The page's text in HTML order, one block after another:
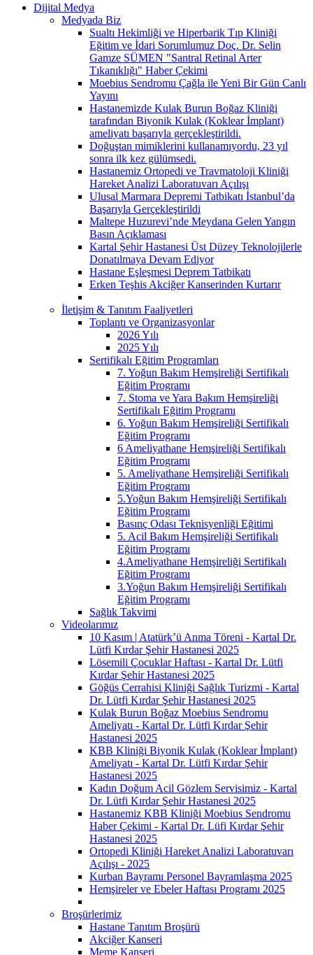
Dijital Medya
Medyada Biz
Sualtı Hekimliği ve Hiperbarik Tıp Kliniği
Eğitim ve İdari Sorumlumuz Doç. Dr. Selin
Gamze SÜMEN "Santral Retinal Arter
Tıkanıklığı" Haber Çekimi
Moebius Sendromu Çağla ile Yeni Bir Gün Canlı
Yayını
Hastanemizde Kulak Burun Boğaz Kliniği
tarafından Biyonik Kulak (Koklear İmplant)
ameliyatı başarıyla gerçekleştirildi.
Doğuştan mimiklerini kullanamıyordu, 23 yıl
sonra ilk kez gülümsedi.
Hastanemiz Ortopedi ve Travmatoloji Kliniği
Hareket Analizi Laboratuvarı Açılışı
Ulusal Marmara Depremi Tatbikatı İstanbul’da
Başarıyla Gerçekleştirildi
Maltepe Huzurevi’nde Meydana Gelen Yangın
Basın Açıklaması
Kartal Şehir Hastanesi Üst Düzey Teknolojilerle
Donatılmaya Devam Ediyor
Hastane Eşleşmesi Deprem Tatbikatı
Erken Teşhis Akciğer Kanserinden Kurtarır
İletişim & Tanıtım Faaliyetleri
Toplantı ve Organizasyonlar
2026 Yılı
2025 Yılı
Sertifikalı Eğitim Programları
7. Yoğun Bakım Hemşireliği Sertifikalı
Eğitim Programı
7. Stoma ve Yara Bakım Hemşireliği
Sertifikalı Eğitim Programı
6. Yoğun Bakım Hemşireliği Sertifikalı
Eğitim Programı
6 Ameliyathane Hemşireliği Sertifikalı
Eğitim Programı
5. Ameliyathane Hemşireliği Sertifikalı
Eğitim Programı
5.Yoğun Bakım Hemşireliği Sertifikalı
Eğitim Programı
Basınç Odası Teknisyenliği Eğitimi
5. Acil Bakım Hemşireliği Sertifikalı
Eğitim Programı
4.Ameliyathane Hemşireliği Sertifikalı
Eğitim Programı
3.Yoğun Bakım Hemşireliği Sertifikalı
Eğitim Programı
Sağlık Takvimi
Videolarımız
10 Kasım | Atatürk’ü Anma Töreni - Kartal Dr.
Lütfi Kırdar Şehir Hastanesi 2025
Lösemili Çocuklar Haftası - Kartal Dr. Lütfi
Kırdar Şehir Hastanesi 2025
Göğüs Cerrahisi Kliniği Sağlık Turizmi - Kartal
Dr. Lütfi Kırdar Şehir Hastanesi 2025
Kulak Burun Boğaz Moebius Sendromu
Ameliyatı - Kartal Dr. Lütfi Kırdar Şehir
Hastanesi 2025
KBB Kliniği Biyonik Kulak (Koklear İmplant)
Ameliyatı - Kartal Dr. Lütfi Kırdar Şehir
Hastanesi 2025
Kadın Doğum Acil Gözlem Servisimiz - Kartal
Dr. Lütfi Kırdar Şehir Hastanesi 2025
Hastanemiz KBB Kliniği Moebius Sendromu
Haber Çekimi - Kartal Dr. Lüfi Kırdar Şehir
Hastanesi 2025
Ortopedi Kliniği Hareket Analizi Laboratuvarı
Açılışı - 2025
Kurban Bayramı Personel Bayramlaşma 2025
Hemşireler ve Ebeler Haftası Programı 2025
Broşürlerimiz
Hastane Tanıtım Broşürü
Akciğer Kanseri
Meme Kanseri